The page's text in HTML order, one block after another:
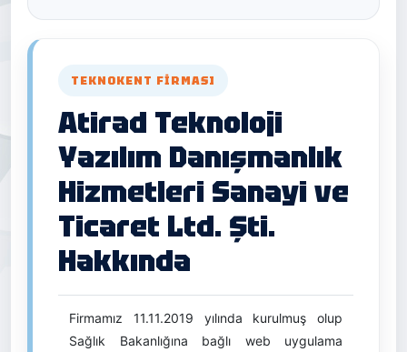
TEKNOKENT FIRMASI
Atirad Teknoloji
Yazılım Danışmanlık
Hizmetleri Sanayi ve
Ticaret Ltd. Şti.
Hakkında
Firmamız 11.11.2019 yılında kurulmuş olup
Sağlık Bakanlığına bağlı web uygulama